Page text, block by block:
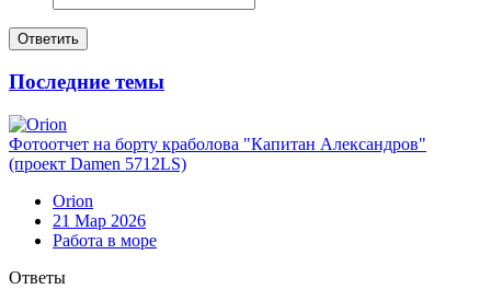
Ответить
Последние темы
Фотоотчет на борту краболова "Капитан Александров"
(проект Damen 5712LS)
Orion
21 Мар 2026
Работа в море
Ответы